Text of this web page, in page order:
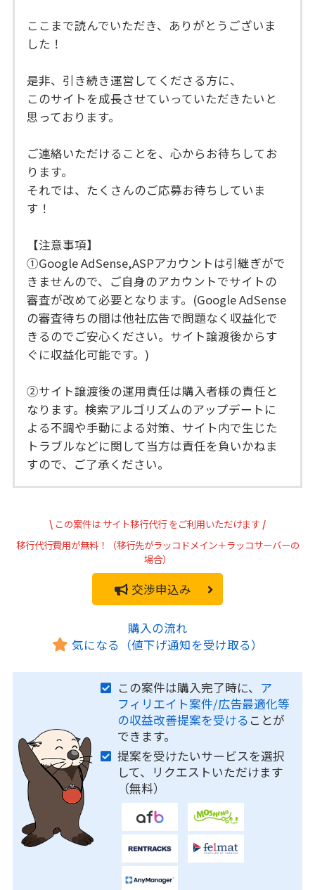
ここまで読んでいただき、ありがとうございま
した！
是非、引き続き運営してくださる方に、
このサイトを成長させていっていただきたいと
思っております。
ご連絡いただけることを、心からお待ちしてお
ります。
それでは、たくさんのご応募お待ちしていま
す！
【注意事項】
①Google AdSense,ASPアカウントは引継ぎがで
きませんので、ご自身のアカウントでサイトの
審査が改めて必要となります。(Google AdSense
の審査待ちの間は他社広告で問題なく収益化で
きるのでご安心ください。サイト譲渡後からす
ぐに収益化可能です。)
②サイト譲渡後の運用責任は購入者様の責任と
なります。検索アルゴリズムのアップデートに
よる不調や手動による対策、サイト内で生じた
トラブルなどに関して当方は責任を負いかねま
すので、ご了承ください。
\ この案件は サイト移行代行 をご利用いただけます /
移行代行費用が無料！（移行先がラッコドメイン＋ラッコサーバーの
場合）
交渉申込み
購入の流れ
気になる（値下げ通知を受け取る）
この案件は購入完了時に、 ア
フィリエイト案件/広告最適化等
の収益改善提案を受ける ことが
できます。
提案を受けたいサービスを選択
して、リクエストいただけます
（無料）